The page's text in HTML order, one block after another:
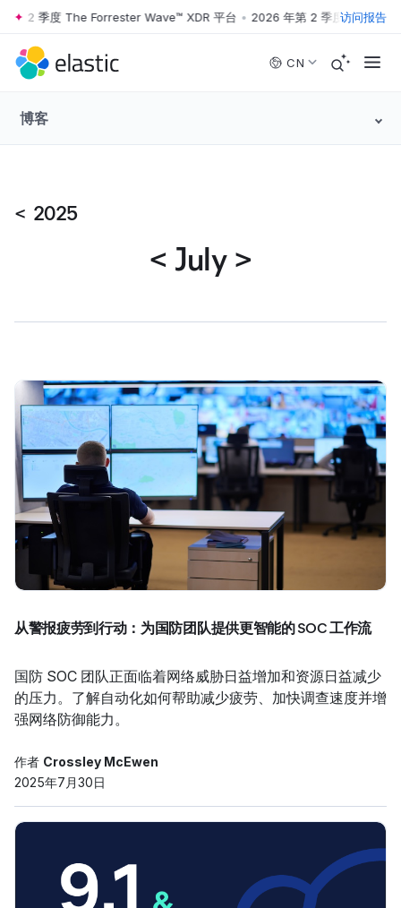
Skip to main content
2 季度 The Forrester Wave™ XDR 平台 • 2026 年第 2 季度 The访问报告
CN
博客
< 2025
< July >
从警报疲劳到行动：为国防团队提供更智能的 SOC 工作流
国防 SOC 团队正面临着网络威胁日益增加和资源日益减少
的压力。了解自动化如何帮助减少疲劳、加快调查速度并增
强网络防御能力。
作者 Crossley McEwen
2025年7月30日